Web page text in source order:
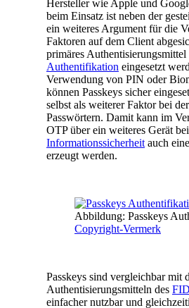
Hersteller wie Apple und
beim Einsatz ist neben der
ein weiteres Argument für die
Faktoren auf dem Client
primäres
Authentifikation eingesetzt
Verwendung von PIN oder
können Passkeys sicher
selbst als weiterer Faktor bei
Passwörtern. Damit kann im
OTP über ein weiteres Gerät
Informationssicherheit auch
erzeugt werden.
Abbildung: Passkeys
Copyright-Vermerk
Passkeys sind vergleichbar mit
Authentisierungsmitteln des
einfacher nutzbar und